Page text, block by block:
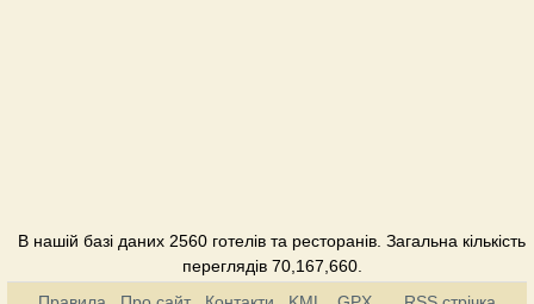
В нашій базі даних 2560 готелів та ресторанів. Загальна кількість
переглядів 70,167,660.